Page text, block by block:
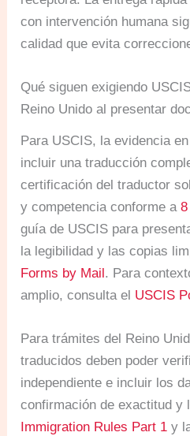
con intervención humana
calidad que evita
Qué siguen exigiendo
Reino Unido al presentar
Para USCIS, la evidencia
incluir una traducción
certificación del traductor
y competencia conforme a
guía de USCIS para
la legibilidad y las copias
Forms by Mail. Para
amplio, consulta el USCIS
Para trámites del Reino
traducidos deben poder
independiente e incluir los
confirmación de exactitud y
Immigration Rules Part 1 y